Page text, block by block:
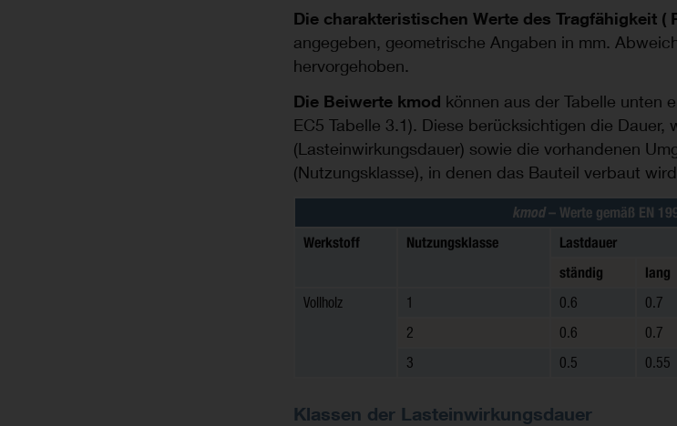
Die charakteristischen Werte des Tragfähigkeit (
angegeben, geometrische Angaben in mm.
hervorgehoben.
Die Beiwerte kmod können aus der Tabelle unten
EC5 Tabelle 3.1). Diese berücksichtigen die
(Lasteinwirkungsdauer) sowie die vorhandenen
(Nutzungsklasse), in denen das Bauteil verbaut
kmod– Werte gemäß EN
Werkstoff
Nutzungsklasse
Lastdauer
ständig
lang
Vollholz 1 0.6 0.7
2
0.6 0.7
3
0.5 0.55
Klassen der Lasteinwirkungsdauer